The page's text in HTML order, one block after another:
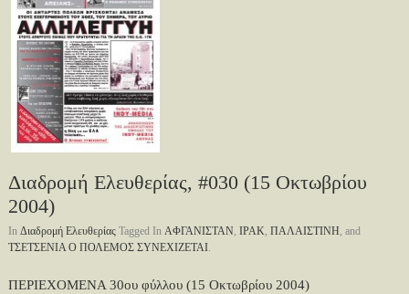
Διαδρομή Ελευθερίας, #030 (15 Οκτωβρίου
2004)
In Διαδρομή ΕλευθερίαςTagged In ΑΦΓΑΝΙΣΤΑΝ, ΙΡΑΚ, ΠΑΛΑΙΣΤΙΝΗ, and
ΤΣΕΤΣΕΝΙΑ Ο ΠΟΛΕΜΟΣ ΣΥΝΕΧΙΖΕΤΑΙ.
ΠΕΡΙΕΧΟΜΕΝΑ 30ου φύλλου (15 Οκτωβρίου 2004)